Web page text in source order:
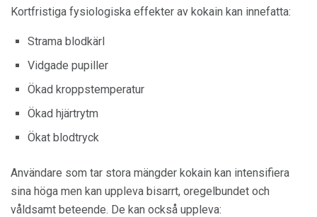
Kortfristiga fysiologiska effekter av kokain kan innefatta:
Strama blodkärl
Vidgade pupiller
Ökad kroppstemperatur
Ökad hjärtrytm
Ökat blodtryck
Användare som tar stora mängder kokain kan intensifiera
sina höga men kan uppleva bisarrt, oregelbundet och
våldsamt beteende. De kan också uppleva: